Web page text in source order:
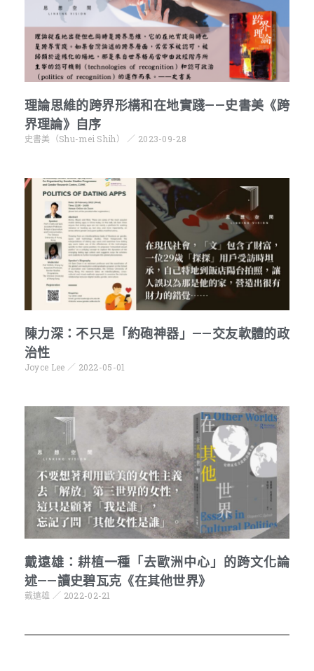
理論思維的跨界形構和在地實踐——史書美《跨
界理論》自序
史書美（Shu-mei Shih） 2023-09-28
陳力深：不只是「約砲神器」——交友軟體的政
治性
Joyce Lee 2022-05-01
戴遠雄：耕植一種「去歐洲中心」的跨文化論
述——讀史碧瓦克《在其他世界》
戴遠雄 2022-02-21